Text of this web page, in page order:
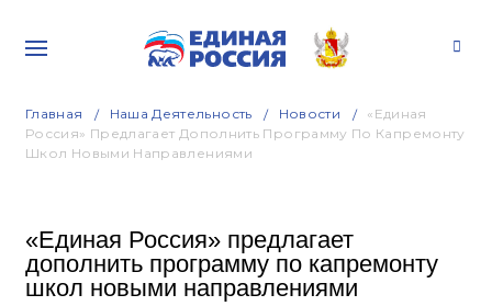
Главная Наша Деятельность Новости
«Единая
Россия» Предлагает Дополнить Программу По Капремонту
Школ Новыми Направлениями
«Единая Россия» предлагает
дополнить программу по капремонту
школ новыми направлениями